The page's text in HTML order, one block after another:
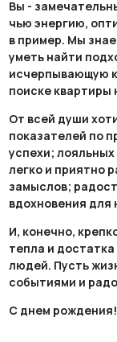
Вы -
чью энергию,
в пример. Мы
уметь найти
исчерпывающую
поиске
От всей души
показателей по
успехи;
легко и приятно
замыслов;
вдохновения
И, конечно,
тепла и
людей. Пусть
событиями и
С днем рождения!